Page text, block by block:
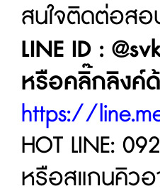
สนใจติดต่อสอ
LINE ID :
หรือคลิ๊กลิงค์
https://
HOT LINE:
หรือสแกนคิวอ